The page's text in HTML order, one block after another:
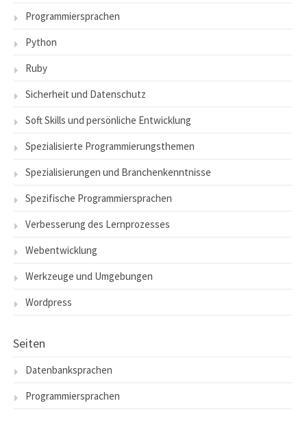
Programmiersprachen
Python
Ruby
Sicherheit und Datenschutz
Soft Skills und persönliche Entwicklung
Spezialisierte Programmierungsthemen
Spezialisierungen und Branchenkenntnisse
Spezifische Programmiersprachen
Verbesserung des Lernprozesses
Webentwicklung
Werkzeuge und Umgebungen
Wordpress
Seiten
Datenbanksprachen
Programmiersprachen